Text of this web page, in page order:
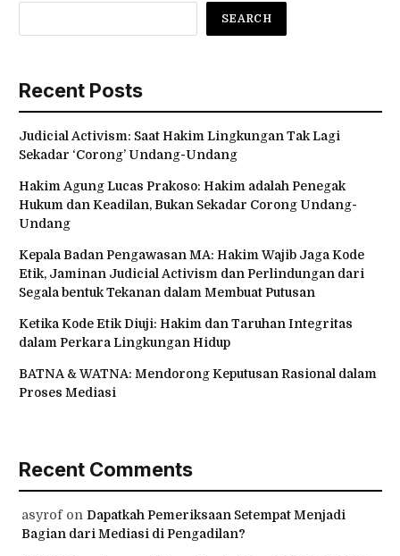
SEARCH
Recent Posts
Judicial Activism: Saat Hakim Lingkungan Tak Lagi
Sekadar ‘Corong’ Undang-Undang
Hakim Agung Lucas Prakoso: Hakim adalah Penegak
Hukum dan Keadilan, Bukan Sekadar Corong Undang-
Undang
Kepala Badan Pengawasan MA: Hakim Wajib Jaga Kode
Etik, Jaminan Judicial Activism dan Perlindungan dari
Segala bentuk Tekanan dalam Membuat Putusan
Ketika Kode Etik Diuji: Hakim dan Taruhan Integritas
dalam Perkara Lingkungan Hidup
BATNA & WATNA: Mendorong Keputusan Rasional dalam
Proses Mediasi
Recent Comments
asyrofon Dapatkah Pemeriksaan Setempat Menjadi
Bagian dari Mediasi di Pengadilan?